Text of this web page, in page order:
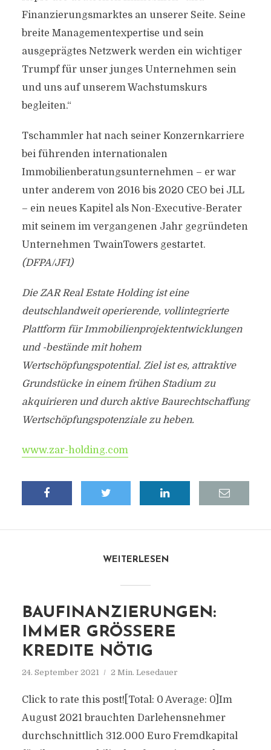
Finanzierungsmarktes an unserer Seite. Seine
breite Managementexpertise und sein
ausgeprägtes Netzwerk werden ein wichtiger
Trumpf für unser junges Unternehmen sein
und uns auf unserem Wachstumskurs
begleiten.“
Tschammler hat nach seiner Konzernkarriere
bei führenden internationalen
Immobilienberatungsunternehmen – er war
unter anderem von 2016 bis 2020 CEO bei JLL
– ein neues Kapitel als Non-Executive-Berater
mit seinem im vergangenen Jahr gegründeten
Unternehmen TwainTowers gestartet.
(DFPA/JF1)
Die ZAR Real Estate Holding ist eine
deutschlandweit operierende, vollintegrierte
Plattform für Immobilienprojektentwicklungen
und -bestände mit hohem
Wertschöpfungspotential. Ziel ist es, attraktive
Grundstücke in einem frühen Stadium zu
akquirieren und durch aktive Baurechtschaffung
Wertschöpfungspotenziale zu heben.
www.zar-holding.com
WEITERLESEN
BAUFINANZIERUNGEN:
IMMER GRÖSSERE K
REDITE NÖTIG
24. September 2021 2 Min. Lesedauer
Click to rate this post![Total: 0 Average: 0]Im
August 2021 brauchten Darlehensnehmer
durchschnittlich 312.000 Euro Fremdkapital